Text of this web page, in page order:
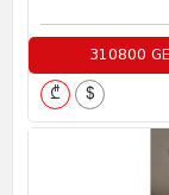
310800
₾ $